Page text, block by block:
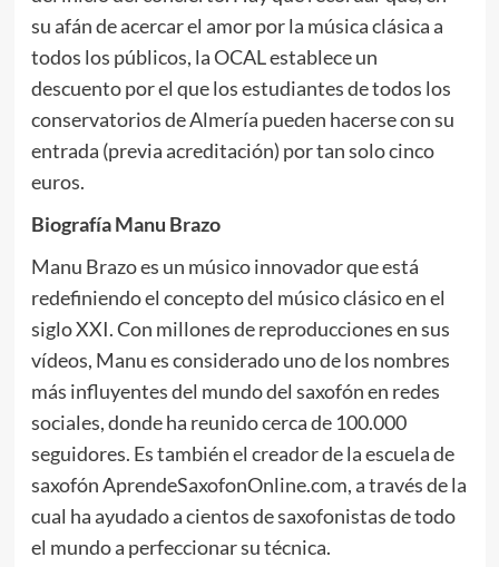
su afán de acercar el amor por la música clásica a
todos los públicos, la OCAL establece un
descuento por el que los estudiantes de todos los
conservatorios de Almería pueden hacerse con su
entrada (previa acreditación) por tan solo cinco
euros.
Biografía Manu Brazo
Manu Brazo es un músico innovador que está
redefiniendo el concepto del músico clásico en el
siglo XXI. Con millones de reproducciones en sus
vídeos, Manu es considerado uno de los nombres
más influyentes del mundo del saxofón en redes
sociales, donde ha reunido cerca de 100.000
seguidores. Es también el creador de la escuela de
saxofón AprendeSaxofonOnline.com, a través de la
cual ha ayudado a cientos de saxofonistas de todo
el mundo a perfeccionar su técnica.